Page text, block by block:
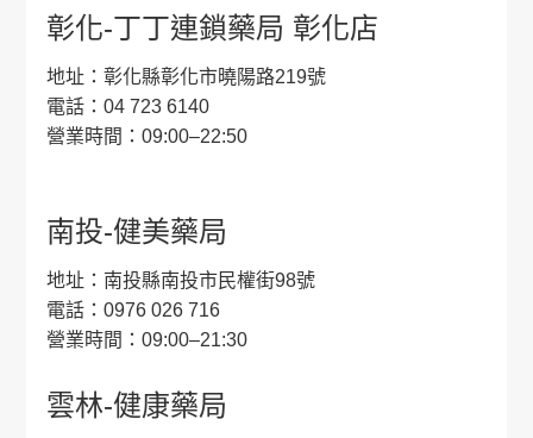
彰化-丁丁連鎖藥局 彰化店
地址：彰化縣彰化市曉陽路219號
電話：04 723 6140
營業時間：09:00–22:50
南投-健美藥局
地址：南投縣南投市民權街98號
電話：0976 026 716
營業時間：09:00–21:30
雲林-健康藥局